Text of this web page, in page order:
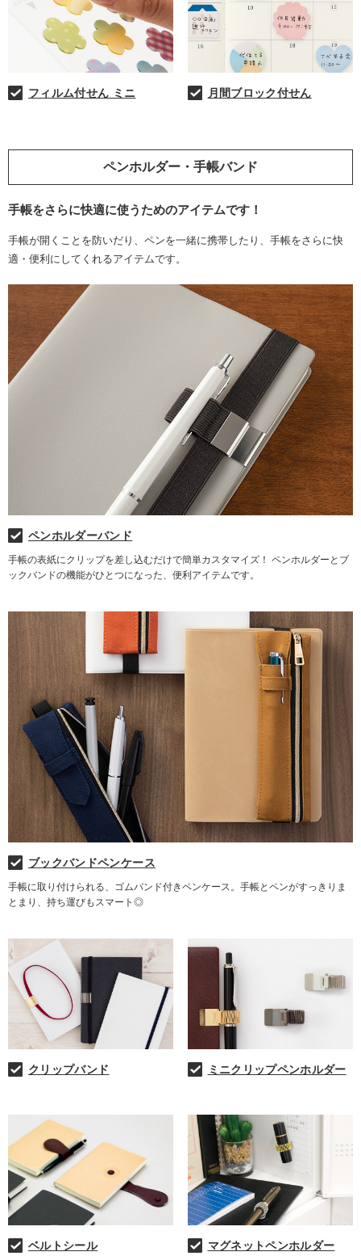
フィルム付せん ミニ 月間ブロック付せん
ペンホルダー・手帳バンド
手帳をさらに快適に使うためのアイテムです！
手帳が開くことを防いだり、ペンを一緒に携帯したり、手帳をさらに快
適・便利にしてくれるアイテムです。
ペンホルダーバンド
手帳の表紙にクリップを差し込むだけで簡単カスタマイズ！ ペンホルダーとブ
ックバンドの機能がひとつになった、便利アイテムです。
ブックバンドペンケース
手帳に取り付けられる、ゴムバンド付きペンケース。手帳とペンがすっきりま
とまり、持ち運びもスマート◎
クリップバンド ミニクリップペンホルダー
ベルトシール マグネットペンホルダー